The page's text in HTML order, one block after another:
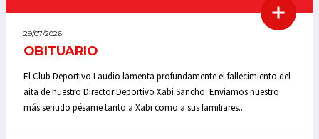
29/07/2026
OBITUARIO
El Club Deportivo Laudio lamenta profundamente el fallecimiento del
aita de nuestro Director Deportivo Xabi Sancho. Enviamos nuestro
más sentido pésame tanto a Xabi como a sus familiares...